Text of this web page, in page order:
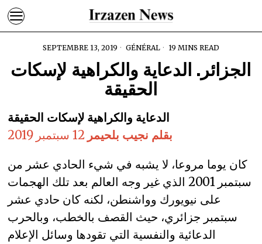
SEPTEMBRE 13, 2019 GÉNÉRAL 19 MINS READ
الجزائر. الدعاية والكراهية لإسكات
الحقيقة
الدعاية والكراهية لإسكات الحقيقة
بقلم نجيب بلحيمر
كان يوما مروعا، لا يشبه في شيء الحادي عشر من
سبتمبر 2001 الذي غير وجه العالم بعد تلك الهجمات
على نيويورك وواشنطن، لكنه كان حادي عشر
سبتمبر جزائري، حيث القصف بالخطب، وبالحرب
الدعائية والنفسية التي تقودها وسائل الإعلام